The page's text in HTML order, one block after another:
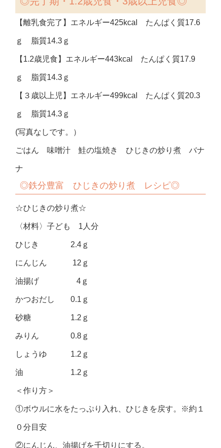
【離乳食完了】エネルギー425kcal たんぱく質17.6
ｇ 脂質14.3ｇ
【1.2歳児食】エネルギー443kcal たんぱく質17.9
ｇ 脂質14.3ｇ
【３歳以上児】エネルギー499kcal たんぱく質20.3
ｇ 脂質14.3ｇ
(写真なしです。）
ごはん 味噌汁 鮭の塩焼き ひじきの炒り煮 バナ
ナ
◎鉄分豊富 ひじきの炒り煮 レシピ◎
☆ひじきの炒り煮☆
〈材料〉子ども 1人分
ひじき 2.4ｇ
にんじん 12ｇ
油揚げ 4ｇ
かつおだし 0.1ｇ
砂糖 1.2ｇ
みりん 0.8ｇ
しょうゆ 1.2ｇ
油 1.2ｇ
＜作り方＞
①ボウルに水をたっぷり入れ、ひじきを戻す。※約１
０分目安
②にんじん、油揚げを千切りにする。